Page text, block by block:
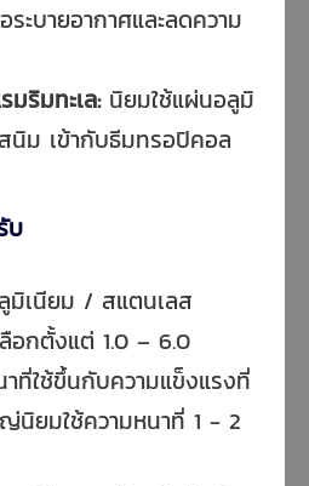
ะบายอากาศและลดความ
มริมทะเล:นิยมใช้แผ่นอลูมิ
สนิม เข้ากับธีมทรอปิคอล
บ
เนียม / สแตนเลส
อกตั้งแต่ 1.0 – 6.0
ที่ใช้ขึ้นกับความแข็งแรงที่
ญ่นิยมใช้ความหนาที่ 1 - 2